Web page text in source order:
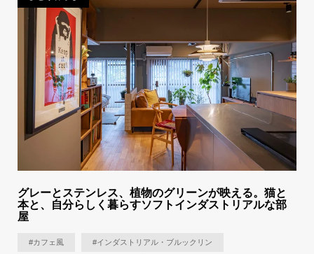
グレーとステンレス、植物のグリーンが映える。猫と
本と、自分らしく暮らすソフトインダストリアルな部
屋
#カフェ風 #インダストリアル・ブルックリン